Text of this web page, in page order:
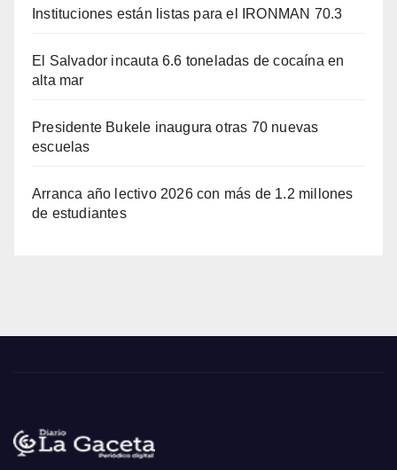
Instituciones están listas para el IRONMAN 70.3
El Salvador incauta 6.6 toneladas de cocaína en
alta mar
Presidente Bukele inaugura otras 70 nuevas
escuelas
Arranca año lectivo 2026 con más de 1.2 millones
de estudiantes